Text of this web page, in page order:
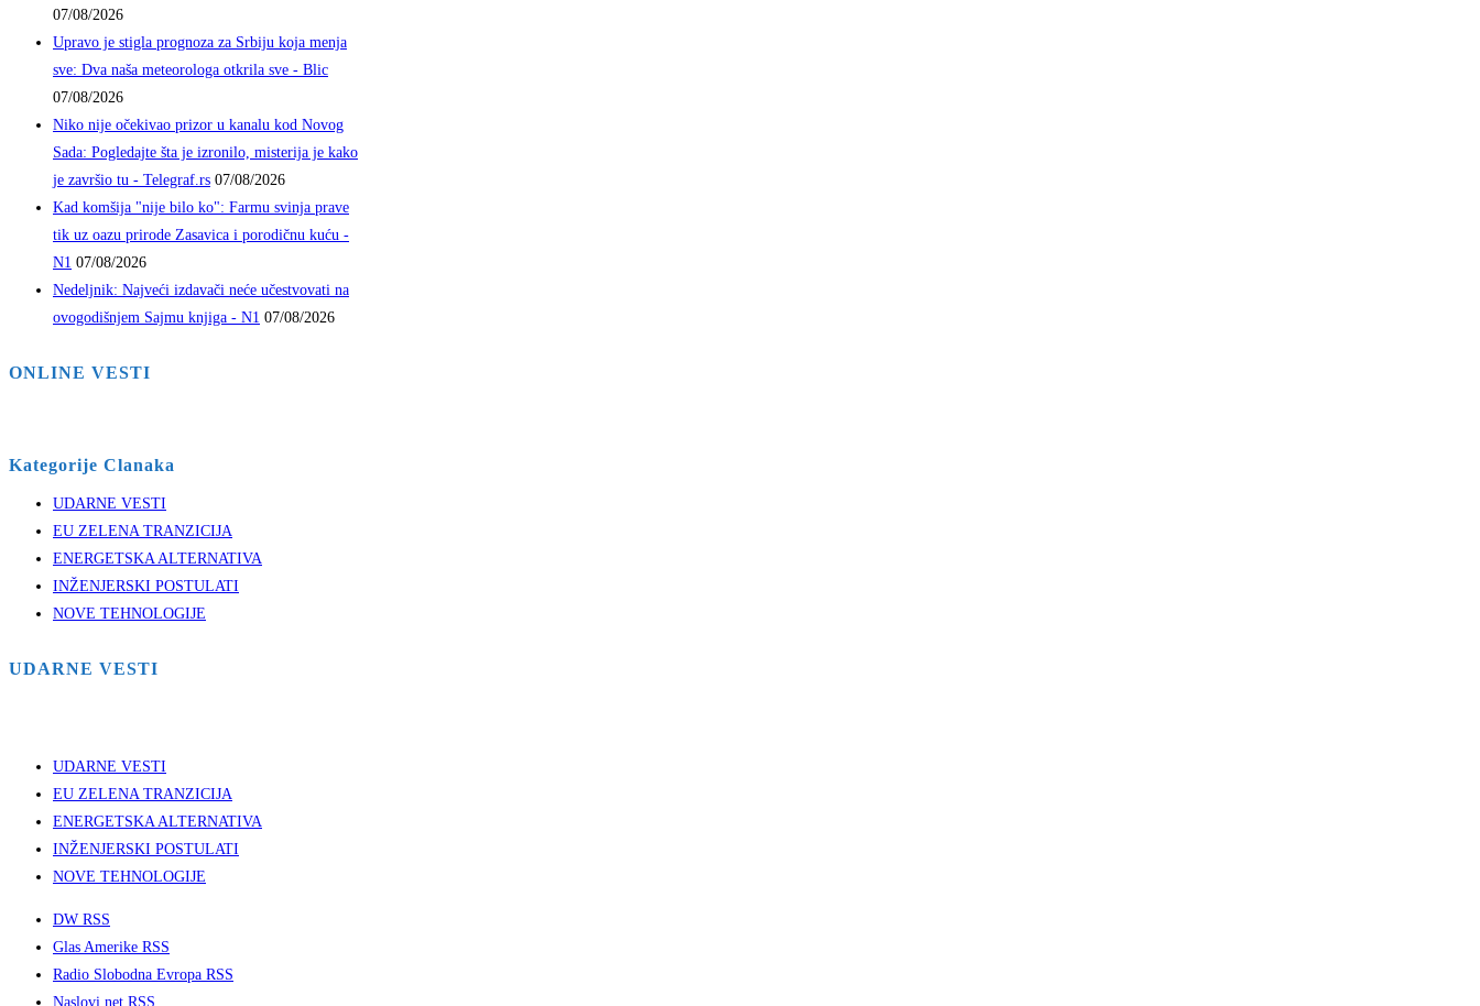
07/08/2026
Upravo je stigla prognoza za Srbiju koja menja
sve: Dva naša meteorologa otkrila sve - Blic
07/08/2026
Niko nije očekivao prizor u kanalu kod Novog
Sada: Pogledajte šta je izronilo, misterija je kako
je završio tu - Telegraf.rs 07/08/2026
Kad komšija "nije bilo ko": Farmu svinja prave
tik uz oazu prirode Zasavica i porodičnu kuću -
N1 07/08/2026
Nedeljnik: Najveći izdavači neće učestvovati na
ovogodišnjem Sajmu knjiga - N1 07/08/2026
ONLINE VESTI
Kategorije Clanaka
UDARNE VESTI
EU ZELENA TRANZICIJA
ENERGETSKA ALTERNATIVA
INŽENJERSKI POSTULATI
NOVE TEHNOLOGIJE
UDARNE VESTI
UDARNE VESTI
EU ZELENA TRANZICIJA
ENERGETSKA ALTERNATIVA
INŽENJERSKI POSTULATI
NOVE TEHNOLOGIJE
DW RSS
Glas Amerike RSS
Radio Slobodna Evropa RSS
Naslovi.net RSS